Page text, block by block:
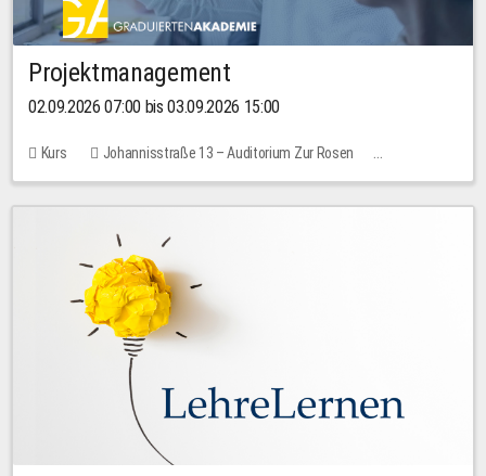
Projektmanagement
02.09.2026 07:00 bis 03.09.2026 15:00
Kurs
Johannisstraße 13 – Auditorium Zur Rosen
Keine freien Plätze
30,00 EUR